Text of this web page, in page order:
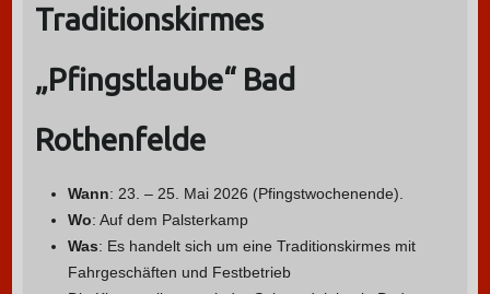
Traditionskirmes
„Pfingstlaube“ Bad
Rothenfelde
Wann: 23. – 25. Mai 2026 (Pfingstwochenende).
Wo: Auf dem Palsterkamp
Was: Es handelt sich um eine Traditionskirmes mit
Fahrgeschäften und Festbetrieb